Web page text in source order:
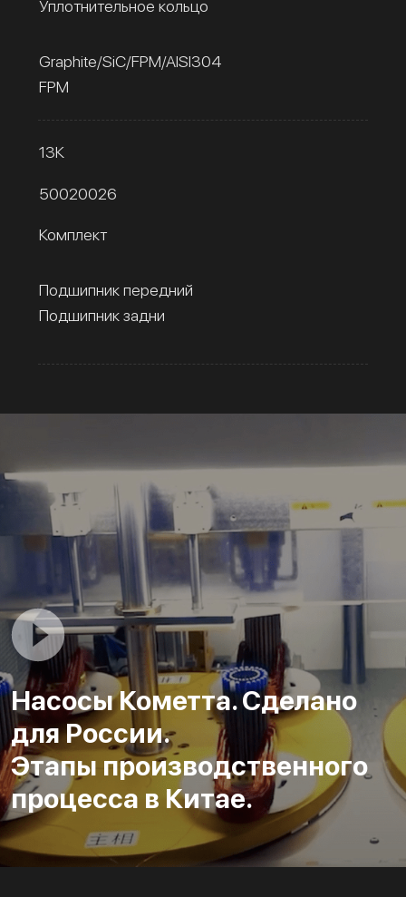
Уплотнительное кольцо
Graphite/SiC/FPM/AISI304
FPM
13К
50020026
Комплект
Подшипник передний
Подшипник задни
Насосы Кометта. Сделано
для России.
Этапы производственного
процесса в Китае.